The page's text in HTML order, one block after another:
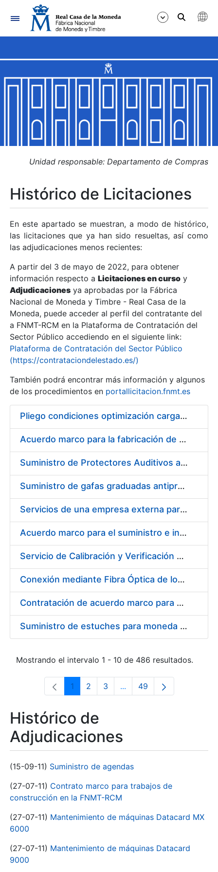
Navegación
Mostrar/Ocultar
Mostrar/Ocultar
Mostrar/Ocultar
Mostrar/Ocultar
Mostrar/Ocultar
Mostrar/Ocultar
Unidad responsable: Departamento de Compras
Histórico de Licitaciones
En este apartado se muestran, a modo de histórico,
las licitaciones que ya han sido resueltas, así como
las adjudicaciones menos recientes:
A partir del 3 de mayo de 2022, para obtener
información respecto a Licitaciones en curso y
Adjudicaciones ya aprobadas por la Fábrica
Nacional de Moneda y Timbre - Real Casa de la
Moneda, puede acceder al perfil del contratante del
a FNMT-RCM en la Plataforma de Contratación del
Sector Público accediendo en el siguiente link:
Plataforma de Contratación del Sector Público
(https://contrataciondelestado.es/)
También podrá encontrar más información y algunos
de los procedimientos en portallicitacion.fnmt.es
Pliego condiciones optimización cargas compras firmado
Acuerdo marco para la fabricación de piezas
Suministro de Protectores Auditivos a medida para las personas trabajadoras de los Centros de Trabajo de Madrid y Burgos
Suministro de gafas graduadas antiproyecciones para los trabajadores de la FNMT-RCM en los centros de trabajo de Madrid y Burgos
Servicios de una empresa externa para el asesoramiento y resolución de los recursos de alzada que se presentan relacionados con procesos de selección para la FNMT-RCM
Acuerdo marco para el suministro e instalación de persianas, estores y otros complementos
Servicio de Calibración y Verificación Externa de los Equipos de Medición del Servicio de Prevención de la FNMT-RCM
Conexión mediante Fibra Óptica de los Centros de Proceso de Datos (CPDs) de las sedes de la FNMT-RCM de Burgos y Madrid
Contratación de acuerdo marco para el Suministro de Material de Electricidad para la Fábrica Nacional de Moneda y Timbre-Real Casa de la Moneda en su centro de trabajo de Burgos
Suministro de estuches para moneda de 30 €
Mostrando el intervalo 1 - 10 de 486 resultados.
Página
1 Página
2 Página
3 ...Páginas intermedias Use
Página
49
Histórico de
Adjudicaciones
(15-09-11) Suministro de agendas
(27-07-11) Contrato marco para trabajos de
construcción en la FNMT-RCM
(27-07-11) Mantenimiento de máquinas Datacard MX
6000
(27-07-11) Mantenimiento de máquinas Datacard
9000